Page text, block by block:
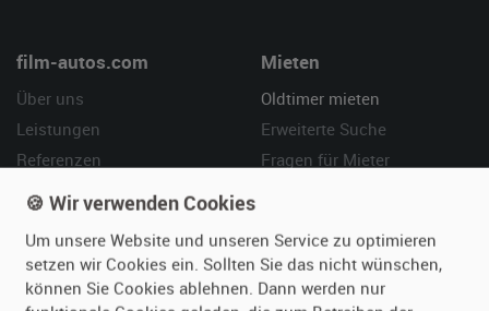
film-autos.com
Über uns
Leistungen
Referenzen
Kundenmeinungen
Mieten
Oldtimer mieten
Erweiterte Suche
Fragen für Mieter
Vermieten
Oldtimer anmelden
Hilfe
Häufige Fragen (FAQ)
🍪 Wir verwenden Cookies
Um unsere Website und unseren Service zu optimieren
setzen wir Cookies ein. Sollten Sie das nicht wünschen,
können Sie Cookies ablehnen. Dann werden nur